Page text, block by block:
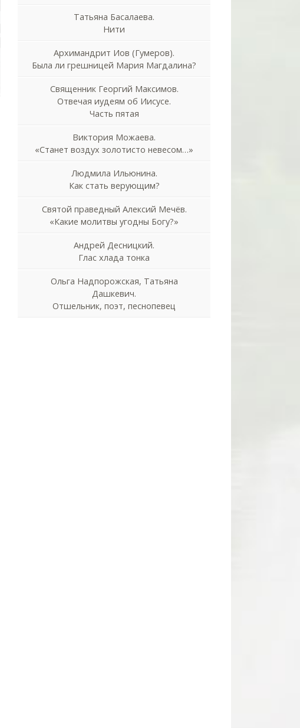
Татьяна Басалаева.
Нити
Архимандрит Иов (Гумеров).
Была ли грешницей Мария Магдалина?
Священник Георгий Максимов.
Отвечая иудеям об Иисусе.
Часть пятая
Виктория Можаева.
«Станет воздух золотисто невесом…»
Людмила Ильюнина.
Как стать верующим?
Святой праведный Алексий Мечёв.
«Какие молитвы угодны Богу?»
Андрей Десницкий.
Глас хлада тонка
Ольга Надпорожская, Татьяна
Дашкевич.
Отшельник, поэт, песнопевец